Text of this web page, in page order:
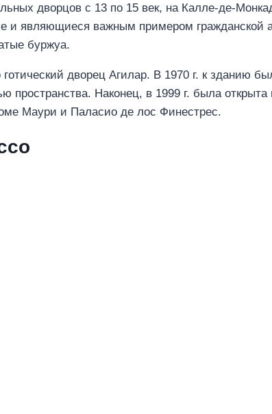
дворцов с 13 по 15 век, на Калле-де-
и являющиеся важным примером гражданской
буржуа.
дворец Агилар. В 1970 г. к зданию
пространства. Наконец, в 1999 г. была
Маури и Паласио де лос Финестрес.